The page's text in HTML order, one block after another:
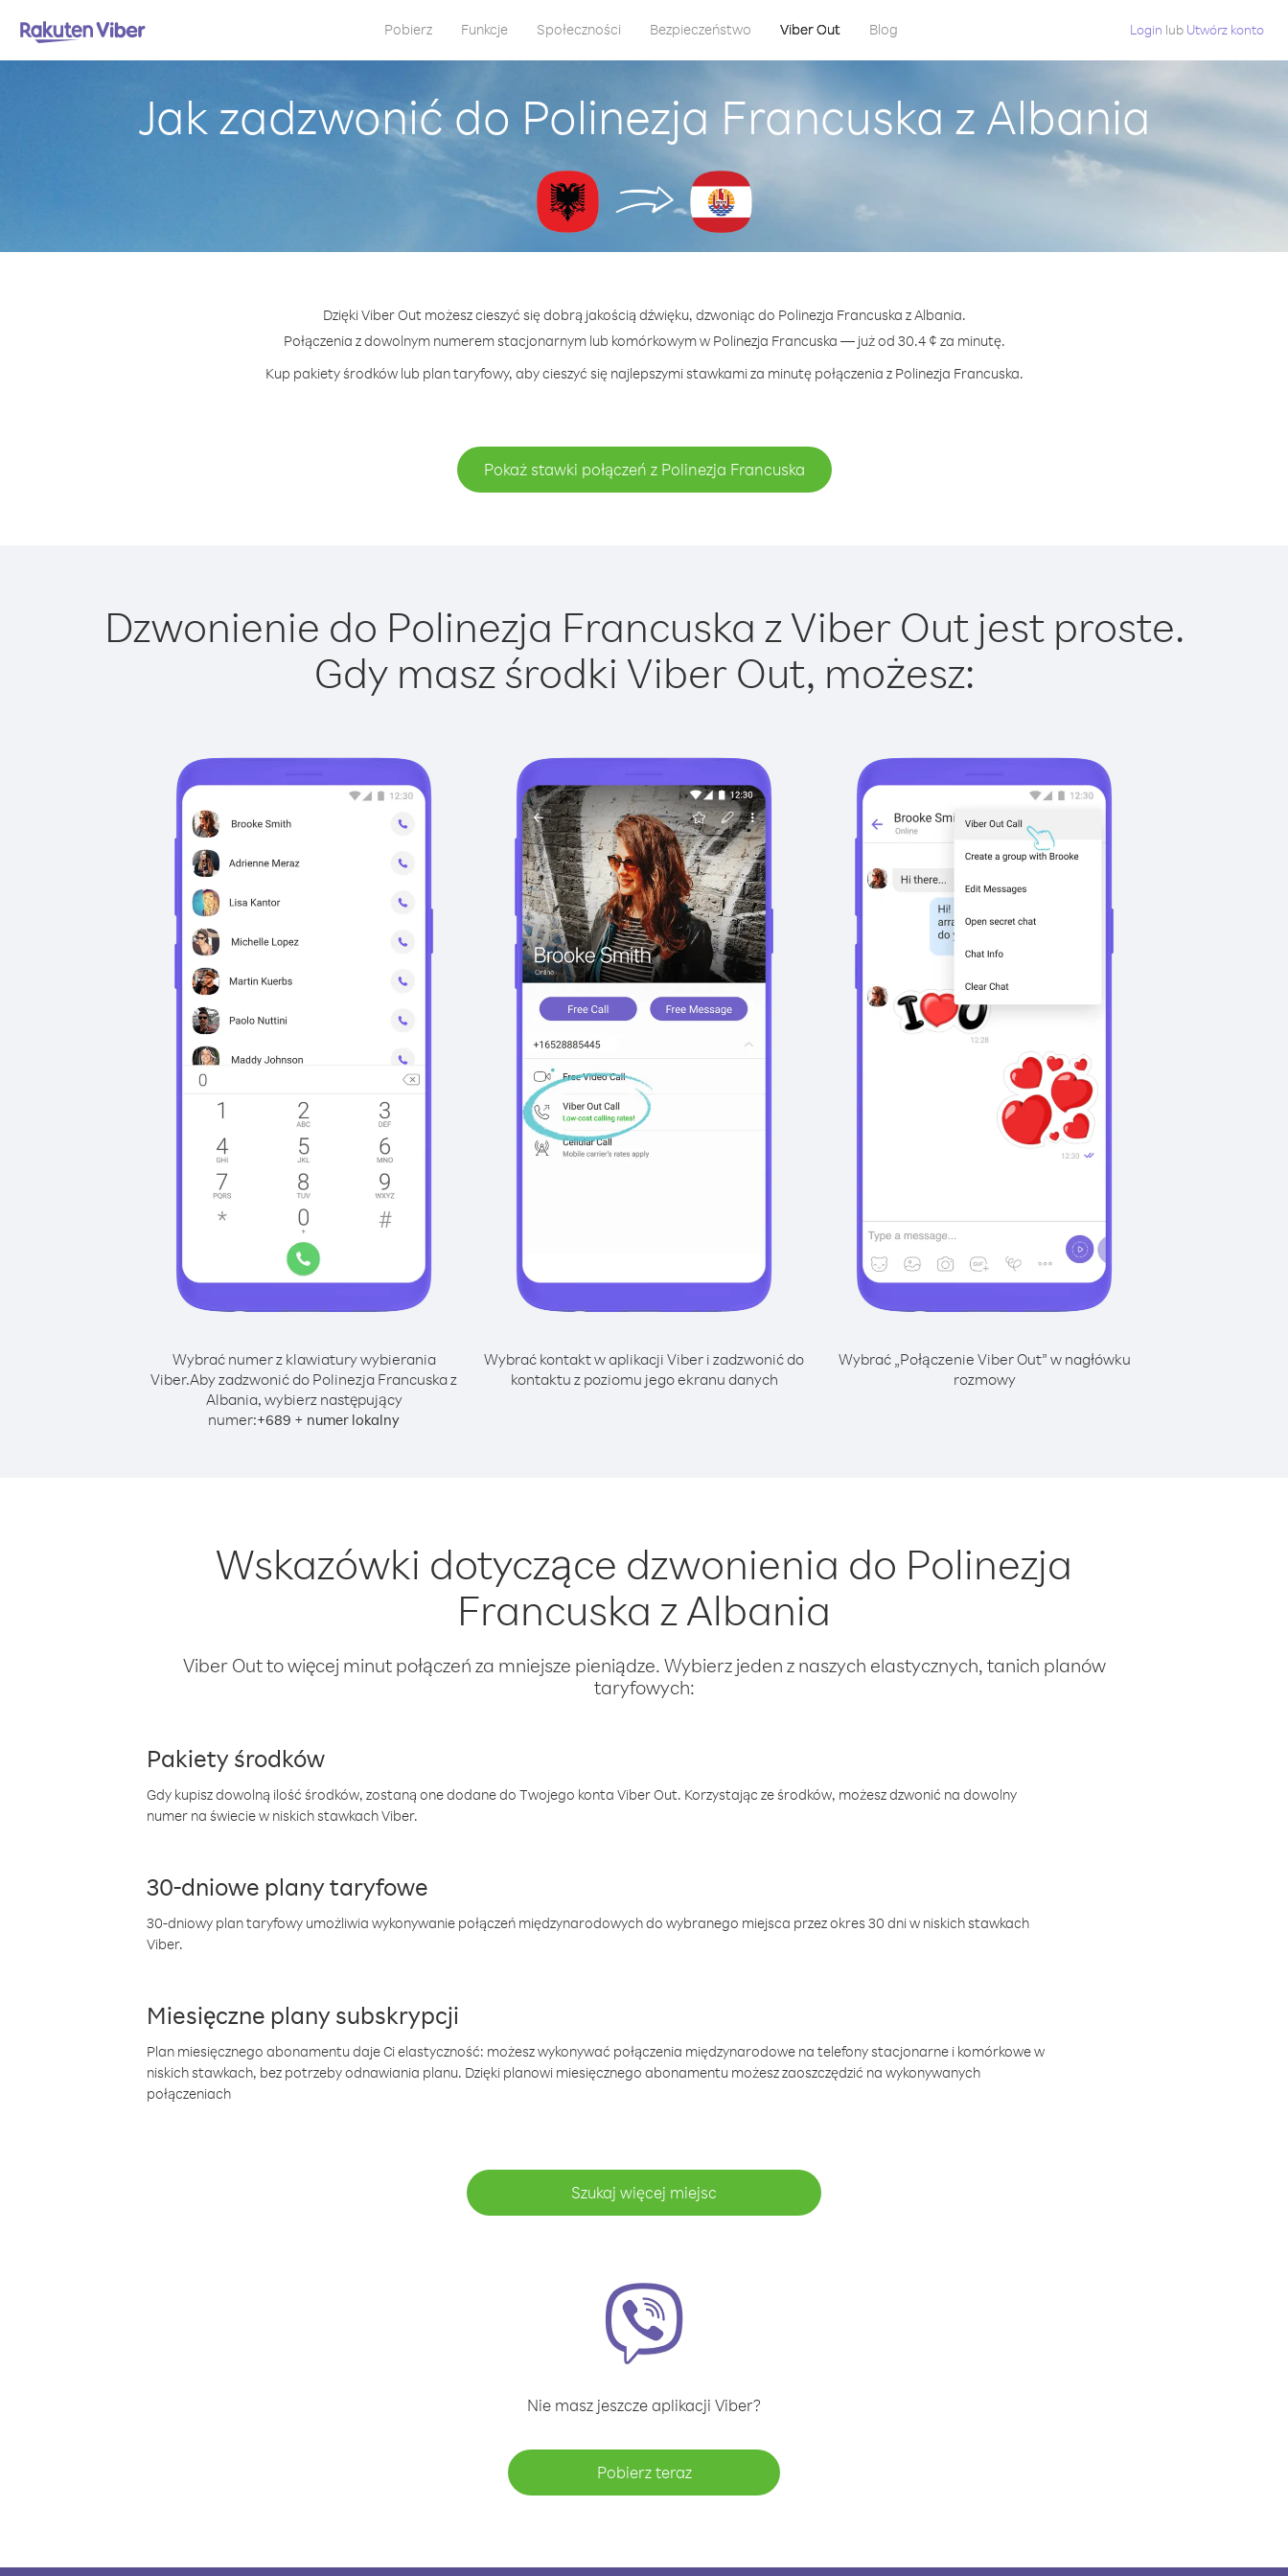
Pobierz Funkcje Społeczności Bezpieczeństwo Viber Out Blog Login lub Utwórz konto
Jak zadzwonić do Polinezja Francuska z Albania
Dzięki Viber Out możesz cieszyć się dobrą jakością dźwięku, dzwoniąc do Polinezja Francuska z Albania.
Połączenia z dowolnym numerem stacjonarnym lub komórkowym w Polinezja Francuska — już od 30.4 ¢ za minutę.
Kup pakiety środków lub plan taryfowy, aby cieszyć się najlepszymi stawkami za minutę połączenia z Polinezja Francuska.
Pokaż stawki połączeń z Polinezja Francuska
Dzwonienie do Polinezja Francuska z Viber Out jest proste.
Gdy masz środki Viber Out, możesz:
Wybrać numer z klawiatury wybierania
Viber.Aby zadzwonić do Polinezja Francuska z
Albania, wybierz następujący
numer:+689 + numer lokalny
Wybrać kontakt w aplikacji Viber i zadzwonić do
kontaktu z poziomu jego ekranu danych
Wybrać „Połączenie Viber Out” w nagłówku
rozmowy
Wskazówki dotyczące dzwonienia do Polinezja
Francuska z Albania
Viber Out to więcej minut połączeń za mniejsze pieniądze. Wybierz jeden z naszych elastycznych, tanich planów
taryfowych:
Pakiety środków
Gdy kupisz dowolną ilość środków, zostaną one dodane do Twojego konta Viber Out. Korzystając ze środków, możesz dzwonić na dowolny
numer na świecie w niskich stawkach Viber.
30-dniowe plany taryfowe
30-dniowy plan taryfowy umożliwia wykonywanie połączeń międzynarodowych do wybranego miejsca przez okres 30 dni w niskich stawkach
Viber.
Miesięczne plany subskrypcji
Plan miesięcznego abonamentu daje Ci elastyczność: możesz wykonywać połączenia międzynarodowe na telefony stacjonarne i komórkowe w
niskich stawkach, bez potrzeby odnawiania planu. Dzięki planowi miesięcznego abonamentu możesz zaoszczędzić na wykonywanych
połączeniach
Szukaj więcej miejsc
Nie masz jeszcze aplikacji Viber?
Pobierz teraz